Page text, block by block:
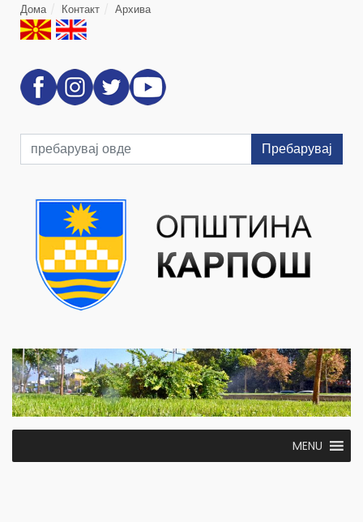
Дома Контакт Архива
Пребарувај
MENU